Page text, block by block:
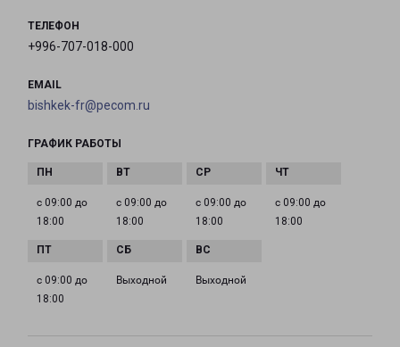
ТЕЛЕФОН
+996-707-018-000
EMAIL
bishkek-fr@pecom.ru
ГРАФИК РАБОТЫ
с 09:00 до
18:00
с 09:00 до
18:00
с 09:00 до
18:00
с 09:00 до
18:00
с 09:00 до
18:00
Выходной Выходной